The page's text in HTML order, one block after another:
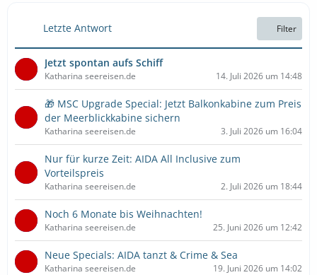
Letzte Antwort Filter
Jetzt spontan aufs Schiff
Katharina seereisen.de 14. Juli 2026 um 14:48
🎁 MSC Upgrade Special: Jetzt Balkonkabine zum Preis
der Meerblickkabine sichern
Katharina seereisen.de 3. Juli 2026 um 16:04
Nur für kurze Zeit: AIDA All Inclusive zum
Vorteilspreis
Katharina seereisen.de 2. Juli 2026 um 18:44
Noch 6 Monate bis Weihnachten!
Katharina seereisen.de 25. Juni 2026 um 12:42
Neue Specials: AIDA tanzt & Crime & Sea
Katharina seereisen.de 19. Juni 2026 um 14:02